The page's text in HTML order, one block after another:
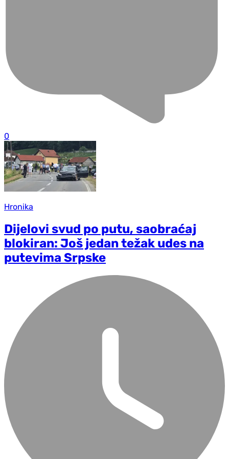
0
Hronika
Dijelovi svud po putu, saobraćaj
blokiran: Još jedan težak udes na
putevima Srpske